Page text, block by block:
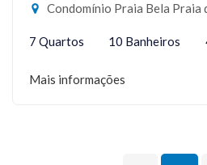
Condomínio Praia Bela Praia do Forte, Sn -
7 Quartos 10 Banheiros
Mais informações